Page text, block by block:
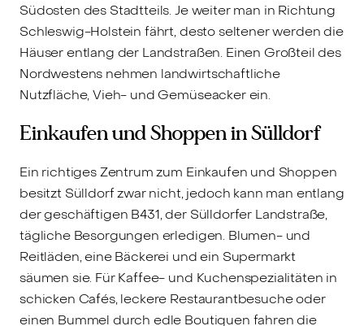
Südosten des Stadtteils. Je weiter man in Richtung
Schleswig-Holstein fährt, desto seltener werden die
Häuser entlang der Landstraßen. Einen Großteil des
Nordwestens nehmen landwirtschaftliche
Nutzfläche, Vieh- und Gemüseacker ein.
Einkaufen und Shoppen in Sülldorf
Ein richtiges Zentrum zum Einkaufen und Shoppen
besitzt Sülldorf zwar nicht, jedoch kann man entlang
der geschäftigen B431, der Sülldorfer Landstraße,
tägliche Besorgungen erledigen. Blumen- und
Reitläden, eine Bäckerei und ein Supermarkt
säumen sie. Für Kaffee- und Kuchenspezialitäten in
schicken Cafés, leckere Restaurantbesuche oder
einen Bummel durch edle Boutiquen fahren die